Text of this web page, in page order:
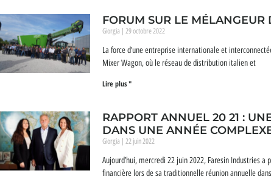
FORUM SUR LE MÉLANGEUR
Giorgia 29 octobre 2022
La force d’une entreprise internationale et
Mixer Wagon, où le réseau de distribution italien et
Lire plus "
RAPPORT ANNUEL 20 21 :
DANS UNE ANNÉE
Giorgia 22 juin 2022
Aujourd’hui, mercredi 22 juin 2022, Faresin Industries
financière lors de sa traditionnelle réunion annuelle